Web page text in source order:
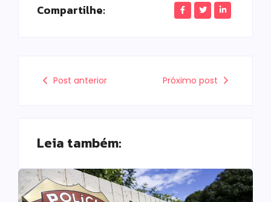
Compartilhe:
Post anterior Próximo post
Leia também: